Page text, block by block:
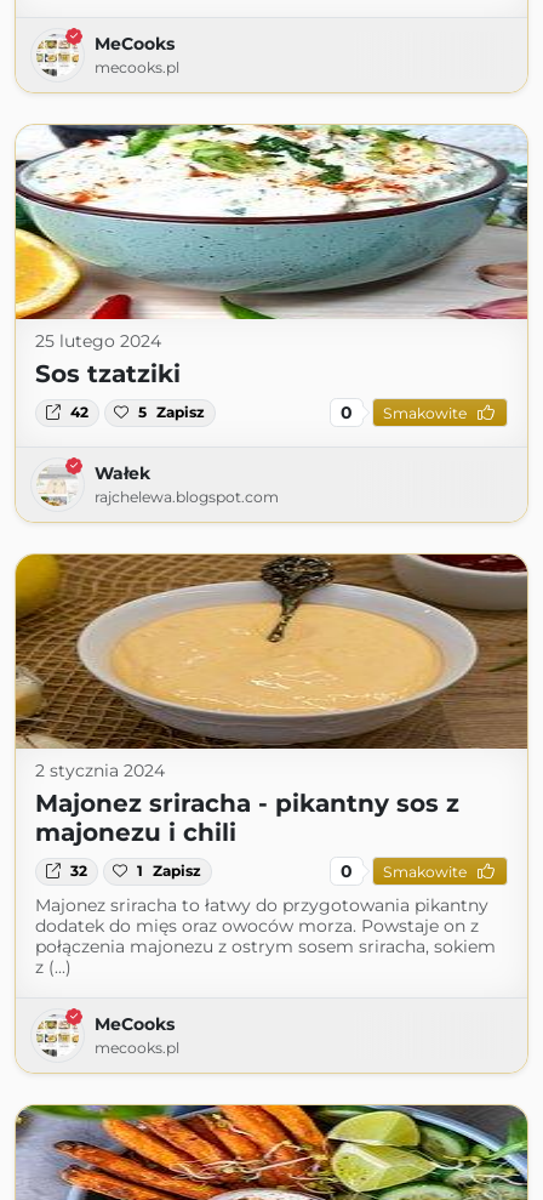
MeCooks
mecooks.pl
25 lutego 2024
Sos tzatziki
42 5 Zapisz 0 Smakowite
Wałek
rajchelewa.blogspot.com
2 stycznia 2024
Majonez sriracha - pikantny sos z
majonezu i chili
32 1 Zapisz 0 Smakowite
Majonez sriracha to łatwy do przygotowania pikantny
dodatek do mięs oraz owoców morza. Powstaje on z
połączenia majonezu z ostrym sosem sriracha, sokiem
z (...)
MeCooks
mecooks.pl